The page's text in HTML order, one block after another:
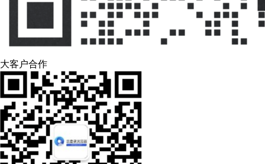
大客户合作